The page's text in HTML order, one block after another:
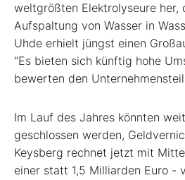
weltgrößten Elektrolyseure her,
Aufspaltung von Wasser in
Uhde erhielt jüngst einen
"Es bieten sich künftig hohe
bewerten den
Im Lauf des Jahres könnten
geschlossen werden,
Keysberg rechnet jetzt mit
einer statt 1,5 Milliarden Euro -